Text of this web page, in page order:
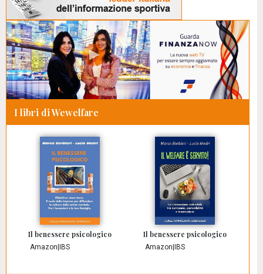
I libri di Wewelfare
Il benessere psicologico
Amazon|IBS
Il benessere psicologico
Amazon|IBS